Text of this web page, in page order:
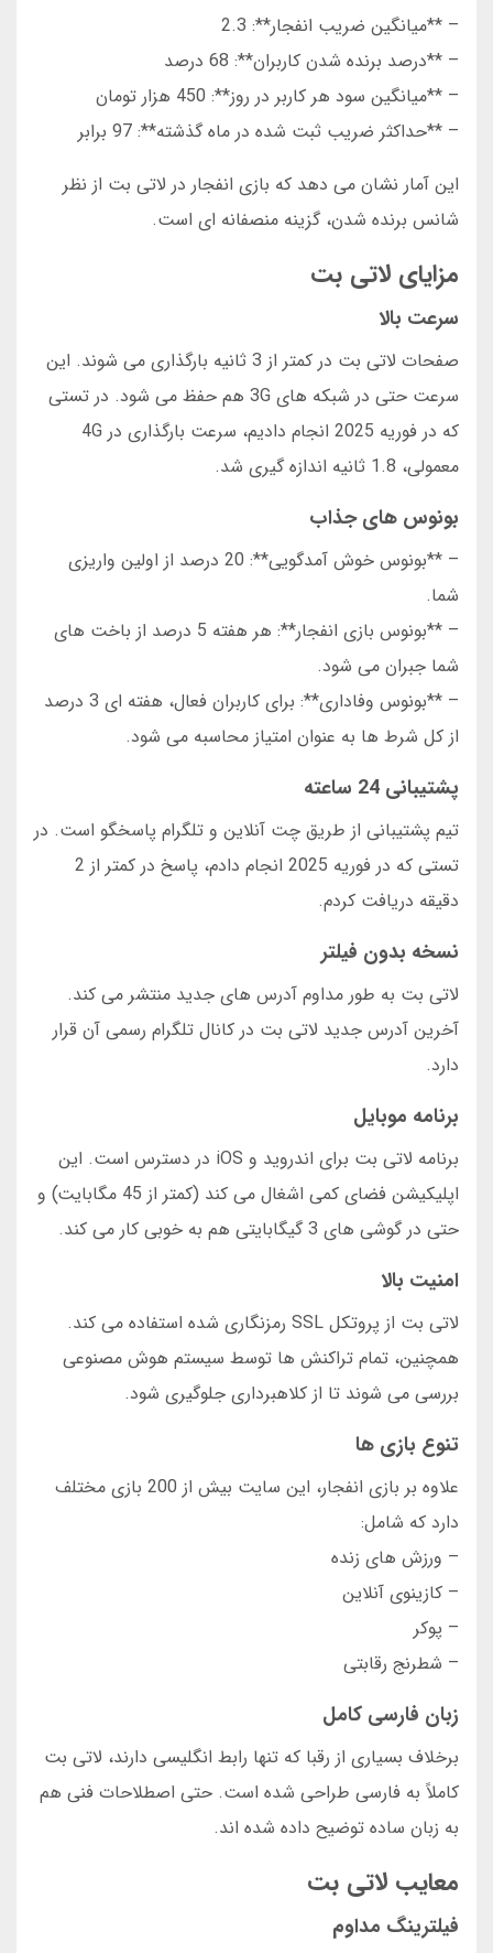
– **میانگین ضریب انفجار**: 2.3
– **درصد برنده شدن کاربران**: 68 درصد
– **میانگین سود هر کاربر در روز**: 450 هزار تومان
– **حداکثر ضریب ثبت شده در ماه گذشته**: 97 برابر
این آمار نشان می دهد که بازی انفجار در لاتی بت از نظر
شانس برنده شدن، گزینه منصفانه ای است.
مزایای لاتی بت
سرعت بالا
صفحات لاتی بت در کمتر از 3 ثانیه بارگذاری می شوند. این
سرعت حتی در شبکه های 3G هم حفظ می شود. در تستی
که در فوریه 2025 انجام دادیم، سرعت بارگذاری در 4G
معمولی، 1.8 ثانیه اندازه گیری شد.
بونوس های جذاب
– **بونوس خوش آمدگویی**: 20 درصد از اولین واریزی
شما.
– **بونوس بازی انفجار**: هر هفته 5 درصد از باخت های
شما جبران می شود.
– **بونوس وفاداری**: برای کاربران فعال، هفته ای 3 درصد
از کل شرط ها به عنوان امتیاز محاسبه می شود.
پشتیبانی 24 ساعته
تیم پشتیبانی از طریق چت آنلاین و تلگرام پاسخگو است. در
تستی که در فوریه 2025 انجام دادم، پاسخ در کمتر از 2
دقیقه دریافت کردم.
نسخه بدون فیلتر
لاتی بت به طور مداوم آدرس های جدید منتشر می کند.
آخرین آدرس جدید لاتی بت در کانال تلگرام رسمی آن قرار
دارد.
برنامه موبایل
برنامه لاتی بت برای اندروید و iOS در دسترس است. این
اپلیکیشن فضای کمی اشغال می کند (کمتر از 45 مگابایت) و
حتی در گوشی های 3 گیگابایتی هم به خوبی کار می کند.
امنیت بالا
لاتی بت از پروتکل SSL رمزنگاری شده استفاده می کند.
همچنین، تمام تراکنش ها توسط سیستم هوش مصنوعی
بررسی می شوند تا از کلاهبرداری جلوگیری شود.
تنوع بازی ها
علاوه بر بازی انفجار، این سایت بیش از 200 بازی مختلف
دارد که شامل:
– ورزش های زنده
– کازینوی آنلاین
– پوکر
– شطرنج رقابتی
زبان فارسی کامل
برخلاف بسیاری از رقبا که تنها رابط انگلیسی دارند، لاتی بت
کاملاً به فارسی طراحی شده است. حتی اصطلاحات فنی هم
به زبان ساده توضیح داده شده اند.
معایب لاتی بت
فیلترینگ مداوم